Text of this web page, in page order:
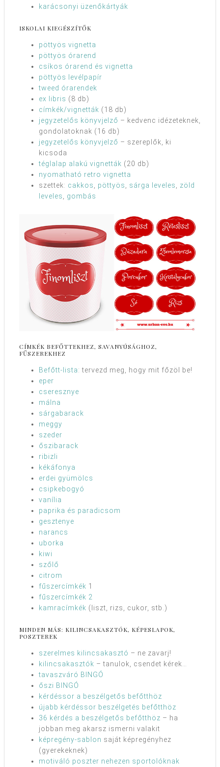
karácsonyi üzenőkártyák
ISKOLAI KIEGÉSZÍTŐK
pöttyös vignetta
pöttyös órarend
csíkos órarend és vignetta
pöttyös levélpapír
tweed órarendek
ex libris (8 db)
címkék/vignetták (18 db)
jegyzetelős könyvjelző – kedvenc idézeteknek,
gondolatoknak (16 db)
jegyzetelős könyvjelző – szereplők, ki
kicsoda
téglalap alakú vignetták (20 db)
nyomatható retro vignetta
szettek: cakkos pöttyös sárga leveles
zöld
leveles
gombás
CÍMKÉK BEFŐTTEKHEZ, SAVANYÚSÁGHOZ,
FŰSZEREKHEZ
Befőtt-lista: tervezd meg, hogy mit főzöl be!
eper
cseresznye
málna
sárgabarack
meggy
szeder
őszibarack
ribizli
kékáfonya
erdei gyümölcs
csipkebogyó
vanília
paprika és paradicsom
gesztenye
narancs
uborka
kiwi
szőlő
citrom
fűszercímkék 1
fűszercímkék 2
kamracímkék (liszt, rizs, cukor, stb.)
MINDEN MÁS: KILINCSAKASZTÓK, KÉPESLAPOK,
POSZTEREK
szerelmes kilincsakasztó – ne zavarj!
kilincsakasztók – tanulok, csendet kérek…
tavaszváró BINGÓ
őszi BINGÓ
kérdéssor a beszélgetős befőtthöz
újabb kérdéssor beszélgetés befőtthöz
36 kérdés a beszélgetős befőtthöz – ha
jobban meg akarsz ismerni valakit
képregény-sablon saját képregényhez
(gyerekeknek)
motiváló poszter nehezen sportolóknak